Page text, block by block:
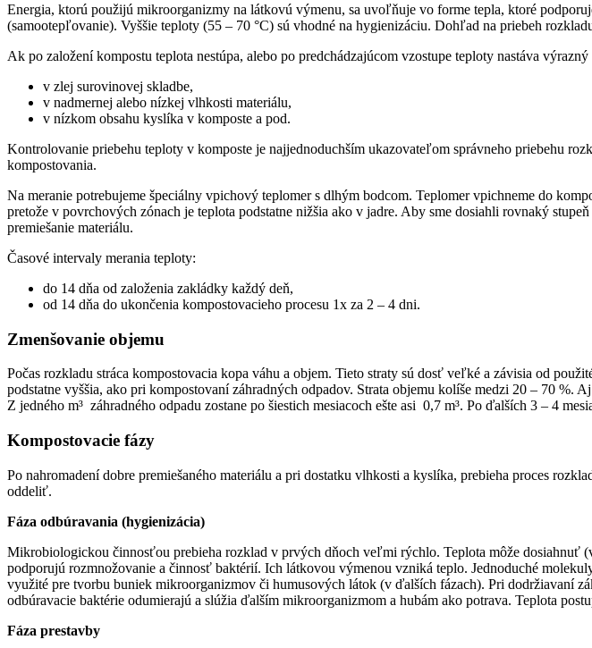
Energia, ktorú použijú mikroorganizmy na látkovú výmenu, sa uvoľňuje vo forme tepla, ktoré
(samootepľovanie). Vyššie teploty (55 – 70 °C) sú vhodné na hygie­nizáciu. Dohľad na priebeh
Ak po založení kompostu teplota nestúpa, alebo po predchádzajúcom vzostupe teploty nastáva
v zlej surovinovej skladbe,
v nadmernej alebo nízkej vlhkosti materiálu,
v nízkom obsahu kyslíka v komposte a pod.
Kontrolovanie priebehu teploty v komposte je najjednoduchším ukazovateľom správneho priebehu
kompostovania.
Na meranie potrebujeme špeciálny vpicho­vý teplomer s dlhým bodcom. Teplomer vpichneme do
pretože v povrchových zónach je teplota podstatne nižšia ako v jadre. Aby sme dosiahli rovnaký
premiešanie materiálu.
Časové intervaly merania teploty:
do 14 dňa od založenia zakládky každý deň,
od 14 dňa do ukončenia kompostovacieho procesu 1x za 2 – 4 dni.
Zmenšovanie objemu
Počas rozkladu stráca kompostovacia kopa váhu a objem. Tieto straty sú dosť veľké a závisia od
podstatne vyššia, ako pri kompostovaní záhradných odpadov. Strata objemu kolíše medzi 20 – 70
Z jedného m³ záhradného odpadu zostane po šiestich mesiacoch ešte asi 0,7 m³. Po ďalších 3 – 4
Kompostovacie fázy
Po nahromadení dobre premiešaného materiálu a pri dostatku vlhkosti a kyslíka, prebieha proces
oddeliť.
Fáza odbúravania (hygienizácia)
Mikrobiologickou činnosťou prebieha rozklad v prvých dňoch veľmi rýchlo. Teplota môže dosiahnuť
podporujú rozmnožovanie a činnosť baktérií. Ich látkovou výmenou vzniká teplo. Jednoduché
využité pre tvorbu buniek mikroorganizmov či humusových látok (v ďalších fázach). Pri dodržiavaní
odbúravacie baktérie odumierajú a slúžia ďalším mikroorganizmom a hubám ako potrava. Teplota
Fáza prestavby